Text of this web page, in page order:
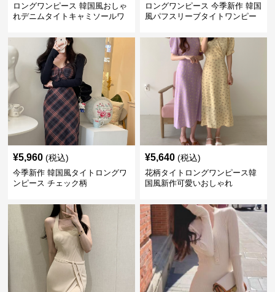
ロングワンピース 韓国風おしゃ
れデニムタイトキャミソールワ
ロングワンピース 今季新作 韓国
風パフスリーブタイトワンピー
¥5,960 (税込)
今季新作 韓国風タイトロングワ
ンピース チェック柄
¥5,640 (税込)
花柄タイトロングワンピース韓
国風新作可愛いおしゃれ